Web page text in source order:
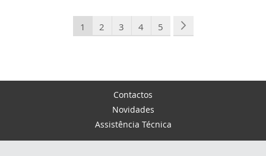
Está de momento a ler a página
1 Página
2 Página
3 Página
4 Página
5
Contactos
Novidades
Assistência Técnica